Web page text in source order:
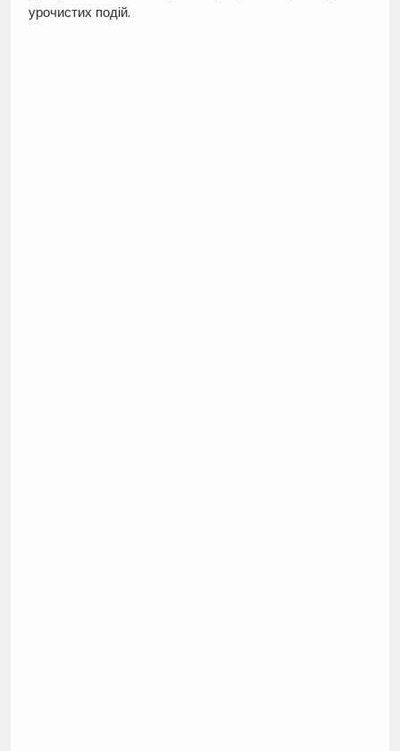
урочистих подій.